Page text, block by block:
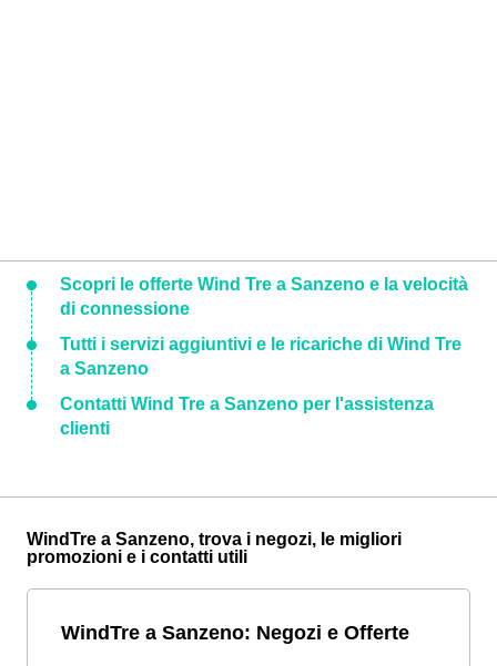
Scopri le offerte Wind Tre a Sanzeno e la velocità
di connessione
Tutti i servizi aggiuntivi e le ricariche di Wind Tre
a Sanzeno
Contatti Wind Tre a Sanzeno per l'assistenza
clienti
WindTre a Sanzeno, trova i negozi, le migliori
promozioni e i contatti utili
WindTre a Sanzeno: Negozi e Offerte